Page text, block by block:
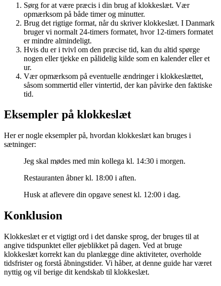
Sørg for at være præcis i din brug af klokkeslæt. Vær
opmærksom på både timer og minutter.
Brug det rigtige format, når du skriver klokkeslæt. I Danmark
bruger vi normalt 24-timers formatet, hvor 12-timers formatet
er mindre almindeligt.
Hvis du er i tvivl om den præcise tid, kan du altid spørge
nogen eller tjekke en pålidelig kilde som en kalender eller et
ur.
Vær opmærksom på eventuelle ændringer i klokkeslættet,
såsom sommertid eller vintertid, der kan påvirke den faktiske
tid.
Eksempler på klokkeslæt
Her er nogle eksempler på, hvordan klokkeslæt kan bruges i
sætninger:
Jeg skal mødes med min kollega kl. 14:30 i morgen.
Restauranten åbner kl. 18:00 i aften.
Husk at aflevere din opgave senest kl. 12:00 i dag.
Konklusion
Klokkeslæt er et vigtigt ord i det danske sprog, der bruges til at
angive tidspunktet eller øjeblikket på dagen. Ved at bruge
klokkeslæt korrekt kan du planlægge dine aktiviteter, overholde
tidsfrister og forstå åbningstider. Vi håber, at denne guide har været
nyttig og vil berige dit kendskab til klokkeslæt.